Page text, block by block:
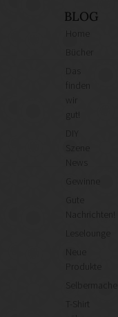
BLOG
finden
gut!
News
Gute
Nachrichten!
Leselounge
Neue
Produkte
Selbermachen
T-Shirt